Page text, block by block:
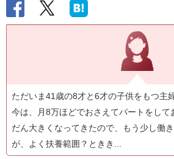
ただいま41歳の8才と6才の子供をもつ主
今は、月8万ほどでおさえてパートをして
だん大きくなってきたので、もう少し働
が、よく扶養範囲？ときき...